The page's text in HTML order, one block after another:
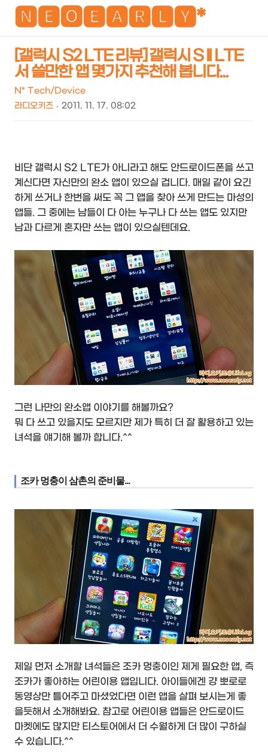
🅽🅴🅾🅴🅰🆁🅻🆈*
검
[갤럭시 S2 LTE 리뷰] 갤럭시 S II LTE
서 쓸만한 앱 몇가지 추천해 봅니다...
N* Tech/Device
라디오키즈
2011. 11. 17. 08:02
비단 갤럭시 S2 LTE가 아니라고 해도 안드로이드폰을 쓰고
계신다면 자신만의 완소 앱이 있으실 겁니다. 매일 같이 요긴
하게 쓰거나 한번을 써도 꼭 그 앱을 찾아 쓰게 만드는 마성의
앱들. 그 중에는 남들이 다 아는 누구나 다 쓰는 앱도 있지만
남과 다르게 혼자만 쓰는 앱이 있으실텐데요.
그런 나만의 완소앱 이야기를 해볼까요?
뭐 다 쓰고 있을지도 모르지만 제가 특히 더 잘 활용하고 있는
녀석을 얘기해 볼까 합니다.^^
조카 멍충이 삼촌의 준비물...
제일 먼저 소개할 녀석들은 조카 멍충이인 제게 필요한 앱, 즉
조카가 좋아하는 어린이용 앱입니다. 아이들에겐 걍 뽀로로
동영상만 틀어주고 마셨었다면 이런 앱을 살펴 보시는게 좋
을듯해서 소개해봐요. 참고로 어린이용 앱들은 안드로이드
마켓에도 많지만 티스토어에서 더 수월하게 더 많이 구하실
수 있습니다.^^